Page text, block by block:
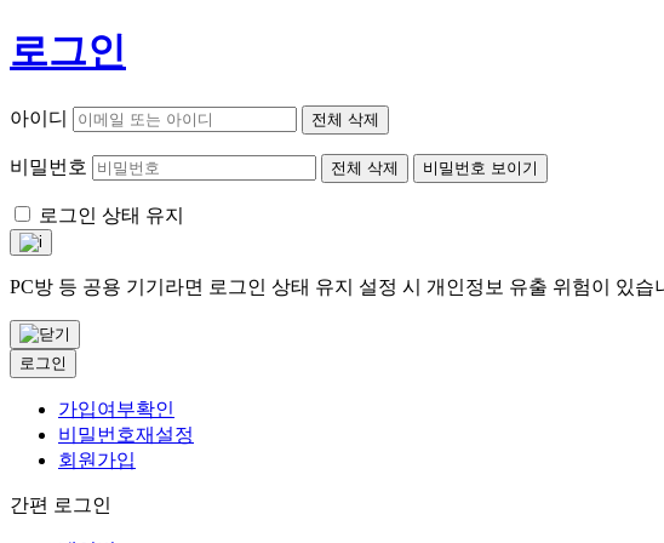
로그인
아이디 전체 삭제
비밀번호 전체 삭제 비밀번호 보이기
로그인 상태 유지
PC방 등 공용 기기라면 로그인 상태 유지 설정 시 개인정보 유출 위험이 있
로그인
가입여부확인
비밀번호재설정
회원가입
간편 로그인